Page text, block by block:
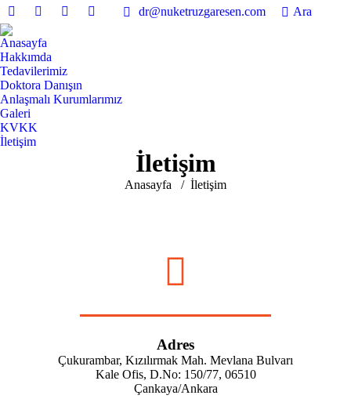
dr@nuketruzgaresen.com Ara
Anasayfa
Hakkımda
Tedavilerimiz
Doktora Danışın
Anlaşmalı Kurumlarımız
Galeri
KVKK
İletişim
İletişim
You are here:
Anasayfa İletişim
Adres
Çukurambar, Kızılırmak Mah. Mevlana Bulvarı
Kale Ofis, D.No: 150/77, 06510
Çankaya/Ankara